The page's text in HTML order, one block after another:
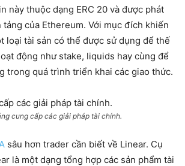
này thuộc dạng ERC 20 và được phát
của Ethereum. Với mục đích khiến
loại tài sản có thể được sử dụng để thế
động như stake, liquids hay cùng để
trong quá trình triển khai các giao thức.
cung cấp các giải pháp tài chính.
sâu hơn trader cần biết về Linear. Cụ
là một dạng tổng hợp các sản phẩm tài